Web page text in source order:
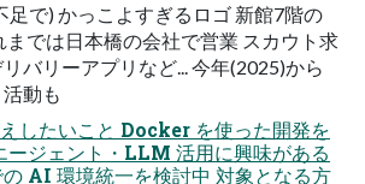
足で) かっこよすぎるロゴ 新館7階の
までは日本橋の会社で営業 スカウト求
バリーアプリなど... 今年(2025)から
動も
したいこと Docker を使った開発を
ージェント・LLM 活用に興味がある
AI 環境統一を検討中 対象となる方